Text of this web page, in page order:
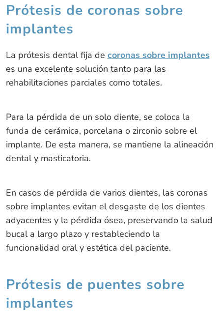
Prótesis de coronas sobre
implantes
La prótesis dental fija de coronas sobre implantes
es una excelente solución tanto para las
rehabilitaciones parciales como totales.
Para la pérdida de un solo diente, se coloca la
funda de cerámica, porcelana o zirconio sobre el
implante. De esta manera, se mantiene la alineación
dental y masticatoria.
En casos de pérdida de varios dientes, las coronas
sobre implantes evitan el desgaste de los dientes
adyacentes y la pérdida ósea, preservando la salud
bucal a largo plazo y restableciendo la
funcionalidad oral y estética del paciente.
Prótesis de puentes sobre
implantes